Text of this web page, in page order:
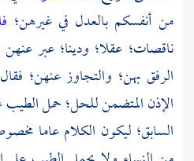
من أنفسكم بالعدل في غيرهن؛
ناقصات؛ عقلا؛ ودينا؛ عبر عنهن
الرفق بهن؛ والتجاوز عنهن؛
الإذن المتضمن للحل؛ حمل الطيب
السابق؛ ليكون الكلام عاما